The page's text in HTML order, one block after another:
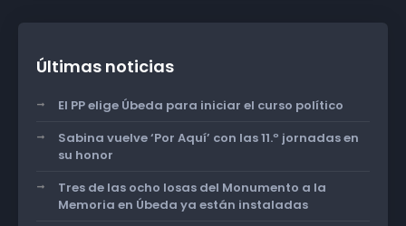
Últimas noticias
El PP elige Úbeda para iniciar el curso político
Sabina vuelve ‘Por Aquí’ con las 11.º jornadas en
su honor
Tres de las ocho losas del Monumento a la
Memoria en Úbeda ya están instaladas